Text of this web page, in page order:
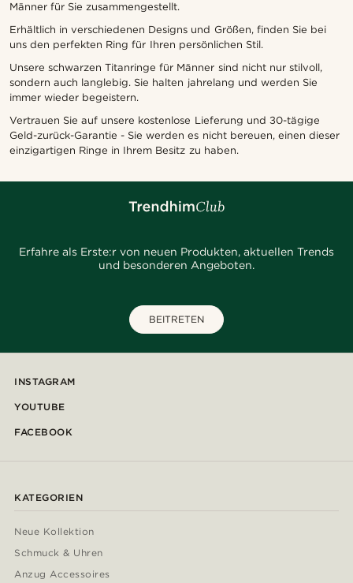
Männer für Sie zusammengestellt.
Erhältlich in verschiedenen Designs und Größen, finden Sie bei
uns den perfekten Ring für Ihren persönlichen Stil.
Unsere schwarzen Titanringe für Männer sind nicht nur stilvoll,
sondern auch langlebig. Sie halten jahrelang und werden Sie
immer wieder begeistern.
Vertrauen Sie auf unsere kostenlose Lieferung und 30-tägige
Geld-zurück-Garantie - Sie werden es nicht bereuen, einen dieser
einzigartigen Ringe in Ihrem Besitz zu haben.
Erfahre als Erste:r von neuen Produkten, aktuellen Trends
und besonderen Angeboten.
BEITRETEN
INSTAGRAM
YOUTUBE
FACEBOOK
KATEGORIEN
Neue Kollektion
Schmuck & Uhren
Anzug Accessoires